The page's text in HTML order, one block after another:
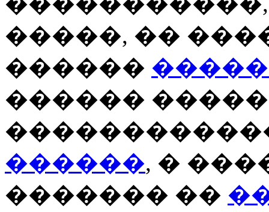
�����, ��
������
������
������, �
������� ��